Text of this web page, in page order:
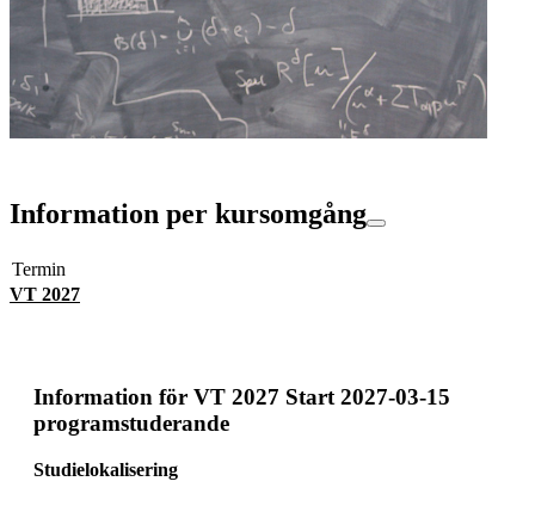
Information per kursomgång
Termin
VT 2027
Information för VT 2027 Start 2027-03-15
programstuderande
Studielokalisering